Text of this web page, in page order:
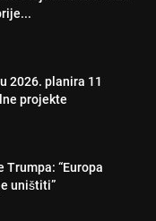
2026. planira 11
projekte
“Europa
uništiti”